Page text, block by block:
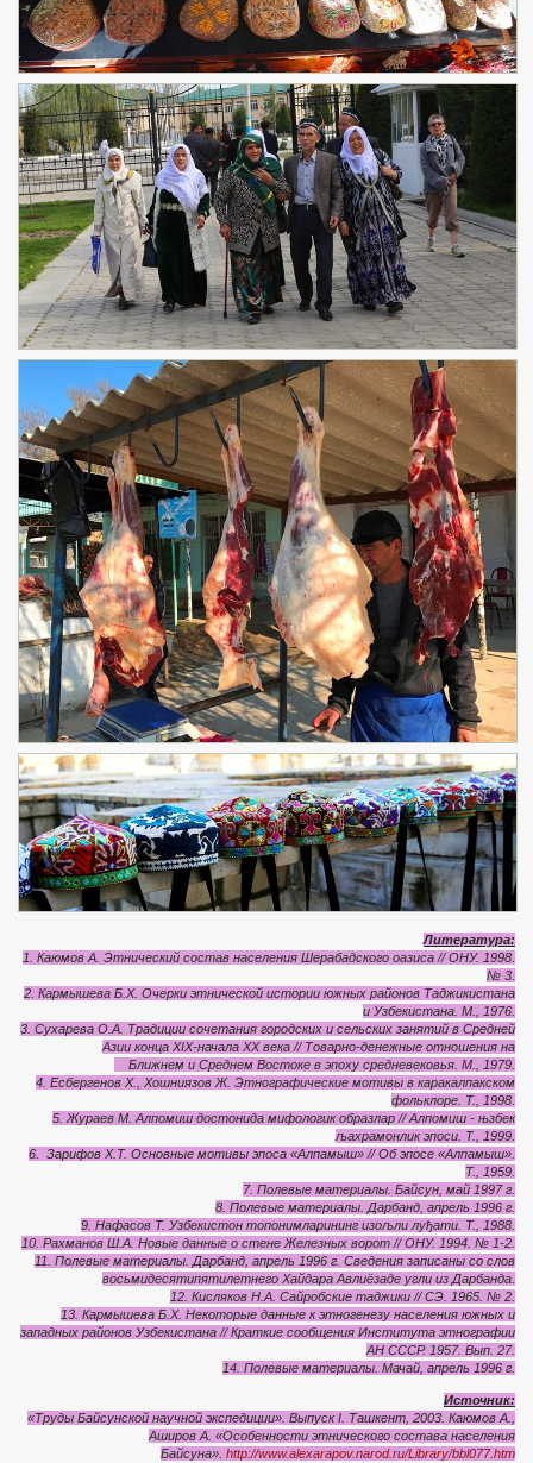
Литература:
1. Каюмов А. Этнический состав населения Шерабадского оазиса // ОНУ. 1998.
№ 3.
2. Кармышева Б.Х. Очерки этнической истории южных районов Таджикистана
и Узбекистана. М., 1976.
3. Сухарева О.А. Традиции сочетания городских и сельских занятий в Средней
Азии конца XIX-начала ХХ века // Товарно-денежные отношения на
Ближнем и Среднем Востоке в эпоху средневековья. М., 1979.
4. Есбергенов Х., Хошниязов Ж. Этнографические мотивы в каракалпакском
фольклоре. Т., 1998.
5. Жураев М. Алпомиш достонида мифологик образлар // Алпомиш - њзбек
љахрамонлик эпоси. Т., 1999.
6. Зарифов Х.Т. Основные мотивы эпоса «Алпамыш» // Об эпосе «Алпамыш».
Т., 1959.
7. Полевые материалы. Байсун, май 1997 г.
8. Полевые материалы. Дарбанд, апрель 1996 г.
9. Нафасов Т. Узбекистон топонимларининг изољли луђати. Т., 1988.
10. Рахманов Ш.А. Новые данные о стене Железных ворот // ОНУ. 1994. № 1-2.
11. Полевые материалы. Дарбанд, апрель 1996 г. Сведения записаны со слов
восьмидесятипятилетнего Хайдара Авлиёзаде угли из Дарбанда.
12. Кисляков Н.А. Сайробские таджики // СЭ. 1965. № 2.
13. Кармышева Б.Х. Некоторые данные к этногенезу населения южных и
западных районов Узбекистана // Краткие сообщения Института этнографии
АН СССР. 1957. Вып. 27.
14. Полевые материалы. Мачай, апрель 1996 г.
Источник:
«Труды Байсунской научной экспедиции». Выпуск I. Ташкент, 2003. Каюмов А.,
Аширов А. «Особенности этнического состава населения
Байсуна». http://www.alexarapov.narod.ru/Library/bbl077.htm